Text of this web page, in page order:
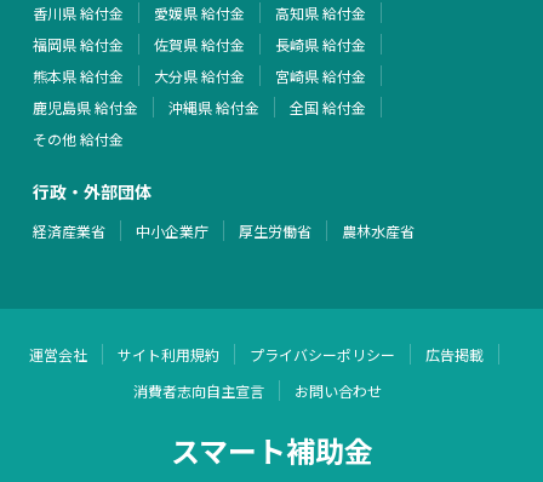
香川県 給付金
愛媛県 給付金
高知県 給付金
福岡県 給付金
佐賀県 給付金
長崎県 給付金
熊本県 給付金
大分県 給付金
宮崎県 給付金
鹿児島県 給付金
沖縄県 給付金
全国 給付金
その他 給付金
行政・外部団体
経済産業省 中小企業庁 厚生労働省 農林水産省
運営会社 サイト利用規約 プライバシーポリシー
広告掲載
消費者志向自主宣言
お問い合わせ
スマート補助金